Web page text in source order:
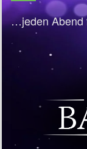
…jeden Abend